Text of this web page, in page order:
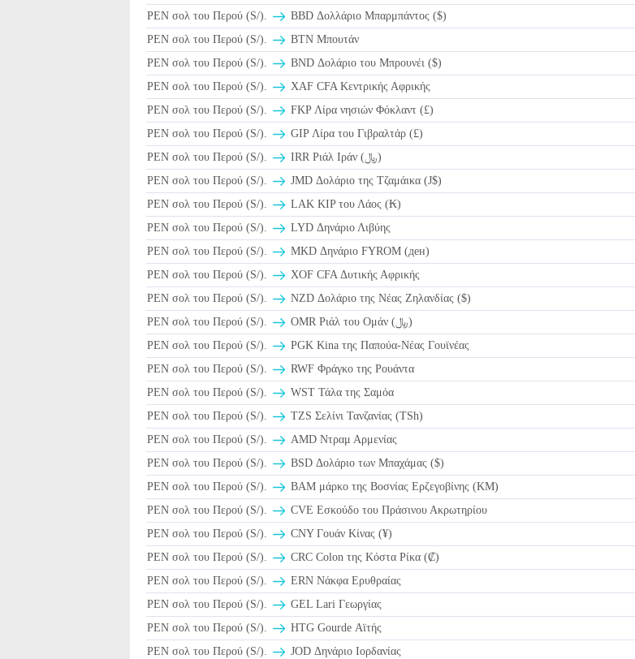
PEN σολ του Περού (S/).
BBD Δολλάριο Μπαρμπάντος ($)
PEN σολ του Περού (S/).
BTN Μπουτάν
PEN σολ του Περού (S/).
BND Δολάριο του Μπρουνέι ($)
PEN σολ του Περού (S/).
XAF CFA Κεντρικής Αφρικής
PEN σολ του Περού (S/).
FKP Λίρα νησιών Φόκλαντ (£)
PEN σολ του Περού (S/).
GIP Λίρα του Γιβραλτάρ (£)
PEN σολ του Περού (S/).
IRR Ριάλ Ιράν (﷼)
PEN σολ του Περού (S/).
JMD Δολάριο της Τζαμάικα (J$)
PEN σολ του Περού (S/).
LAK KIP του Λάος (₭)
PEN σολ του Περού (S/).
LYD Δηνάριο Λιβύης
PEN σολ του Περού (S/).
MKD Δηνάριο FYROM (ден)
PEN σολ του Περού (S/).
XOF CFA Δυτικής Αφρικής
PEN σολ του Περού (S/).
NZD Δολάριο της Νέας Ζηλανδίας ($)
PEN σολ του Περού (S/).
OMR Ριάλ του Ομάν (﷼)
PEN σολ του Περού (S/).
PGK Kina της Παπούα-Νέας Γουϊνέας
PEN σολ του Περού (S/).
RWF Φράγκο της Ρουάντα
PEN σολ του Περού (S/).
WST Τάλα της Σαμόα
PEN σολ του Περού (S/).
TZS Σελίνι Τανζανίας (TSh)
PEN σολ του Περού (S/).
AMD Ντραμ Αρμενίας
PEN σολ του Περού (S/).
BSD Δολάριο των Μπαχάμας ($)
PEN σολ του Περού (S/).
BAM μάρκο της Βοσνίας Ερζεγοβίνης (KM)
PEN σολ του Περού (S/).
CVE Εσκούδο του Πράσινου Ακρωτηρίου
PEN σολ του Περού (S/).
CNY Γουάν Κίνας (¥)
PEN σολ του Περού (S/).
CRC Colon της Κόστα Ρίκα (₡)
PEN σολ του Περού (S/).
ERN Νάκφα Ερυθραίας
PEN σολ του Περού (S/).
GEL Lari Γεωργίας
PEN σολ του Περού (S/).
HTG Gourde Αϊτής
PEN σολ του Περού (S/).
JOD Δηνάριο Ιορδανίας